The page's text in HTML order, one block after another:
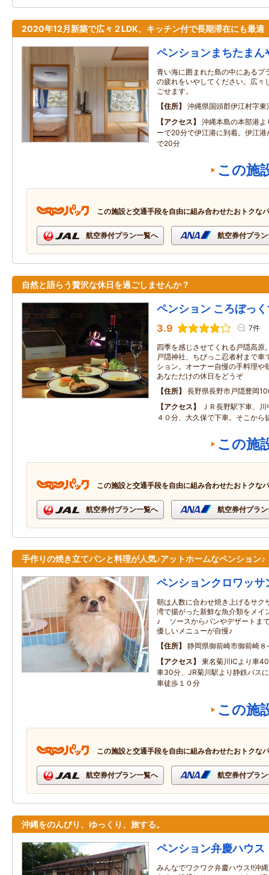
2020年12月新築で広々２LDK、キッチン付で長期滞在にも最適
ペンションまちたまん
青い海に囲まれた島の中にあるプ
の疲れをいやしてください。広々
ごせます。
住所
沖縄県国頭郡伊江村字東
アクセス
沖縄本島の本部港
ーで20分で伊江港に到着。伊江
で20分
この施
この施設と交通手段を自由に組み合わせたおトクな
航空券付プラン一覧へ 航空券付プラ
自然と語らう贅沢な休日を過ごしませんか？
ペンション ころぼっ
3.9 7件
四季を感じさせてくれる戸隠高原
戸隠神社、ちびっこ忍者村まで車
ション。オーナー自慢の手料理や
あなただけの休日をどうぞ
住所
長野県長野市戸隠豊岡
アクセス
ＪＲ長野駅下車、
４０分、大久保で下車。そこから
この施
この施設と交通手段を自由に組み合わせたおトクな
航空券付プラン一覧へ 航空券付プラ
手作りの焼き立てパンと料理が人気♪アットホームなペンション♪
ペンションクロワッサ
朝は人数に合わせ焼き上げるサク
湾で揚がった新鮮な魚介類をメイ
♪ ソースからパンやデザートま
優しいメニューが自慢♪
住所
静岡県御前崎市御前崎８
アクセス
東名菊川ICより車
車30分、JR菊川駅より静鉄バス
車徒歩１０分
この施
この施設と交通手段を自由に組み合わせたおトクな
航空券付プラン一覧へ 航空券付プラ
沖縄をのんびり、ゆっくり、旅する。
ペンション弁慶ハウス
みんなでワクワク弁慶ハウス!!沖